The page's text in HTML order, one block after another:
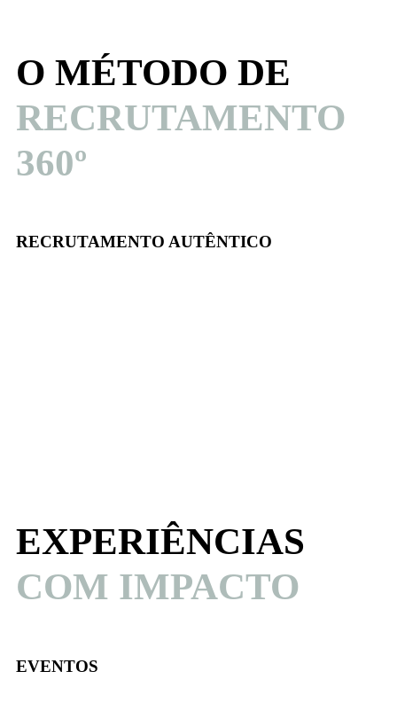
O MÉTODO DE
RECRUTAMENTO
360º
RECRUTAMENTO AUTÊNTICO
EXPERIÊNCIAS
COM IMPACTO
EVENTOS